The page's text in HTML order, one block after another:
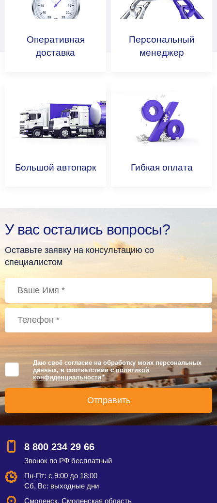
Оперативная
доставка
Персональный
менеджер
Большой автопарк Гибкая оплата
У вас остались вопросы?
Оставьте заявку на консультацию со
специалистом
Даю своё согласие на обработку моих персональных
данных, в соответствии сполитикой
конфиденциальности *
8 800 234 29 66
Звонок по РФ бесплатный
Пн-Пт: с 9:00 до 18:00
Сб, Вс: выходные дни
Смоленск, Смоленская область